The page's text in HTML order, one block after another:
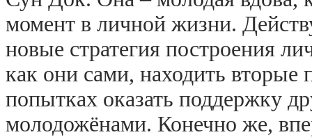
момент в личной жизни.
новые стратегия построения
как они сами, находить
попытках оказать поддержку
молодожёнами. Конечно же,